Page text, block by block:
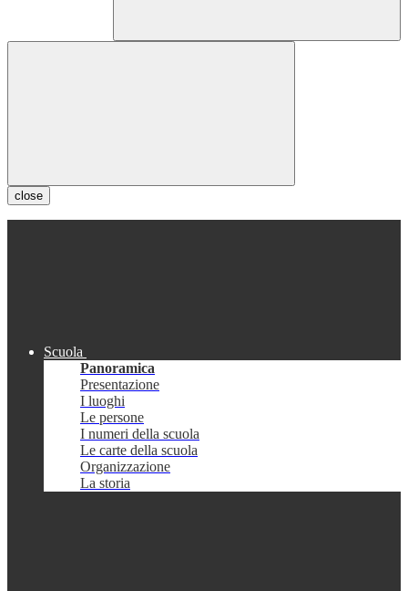
close
Scuola
Panoramica
Presentazione
I luoghi
Le persone
I numeri della scuola
Le carte della scuola
Organizzazione
La storia